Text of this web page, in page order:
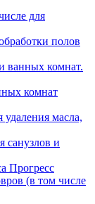
для
полов
ванных комнат.
комнат
масла,
санузлов и
Прогресс
(в том числе